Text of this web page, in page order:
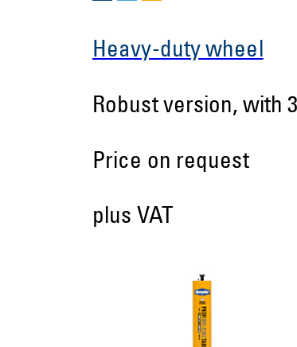
Heavy-duty wheel
Robust version, with
Price on request
plus VAT